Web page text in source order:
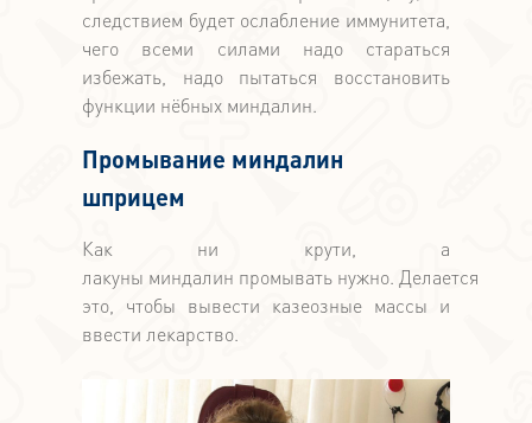
следствием будет ослабление иммунитета,
чего всеми силами надо стараться
избежать, надо пытаться восстановить
функции нёбных миндалин.
Промывание миндалин
шприцем
Как ни крути, а
лакуны миндалин промывать нужно. Делается
это, чтобы вывести казеозные массы и
ввести лекарство.